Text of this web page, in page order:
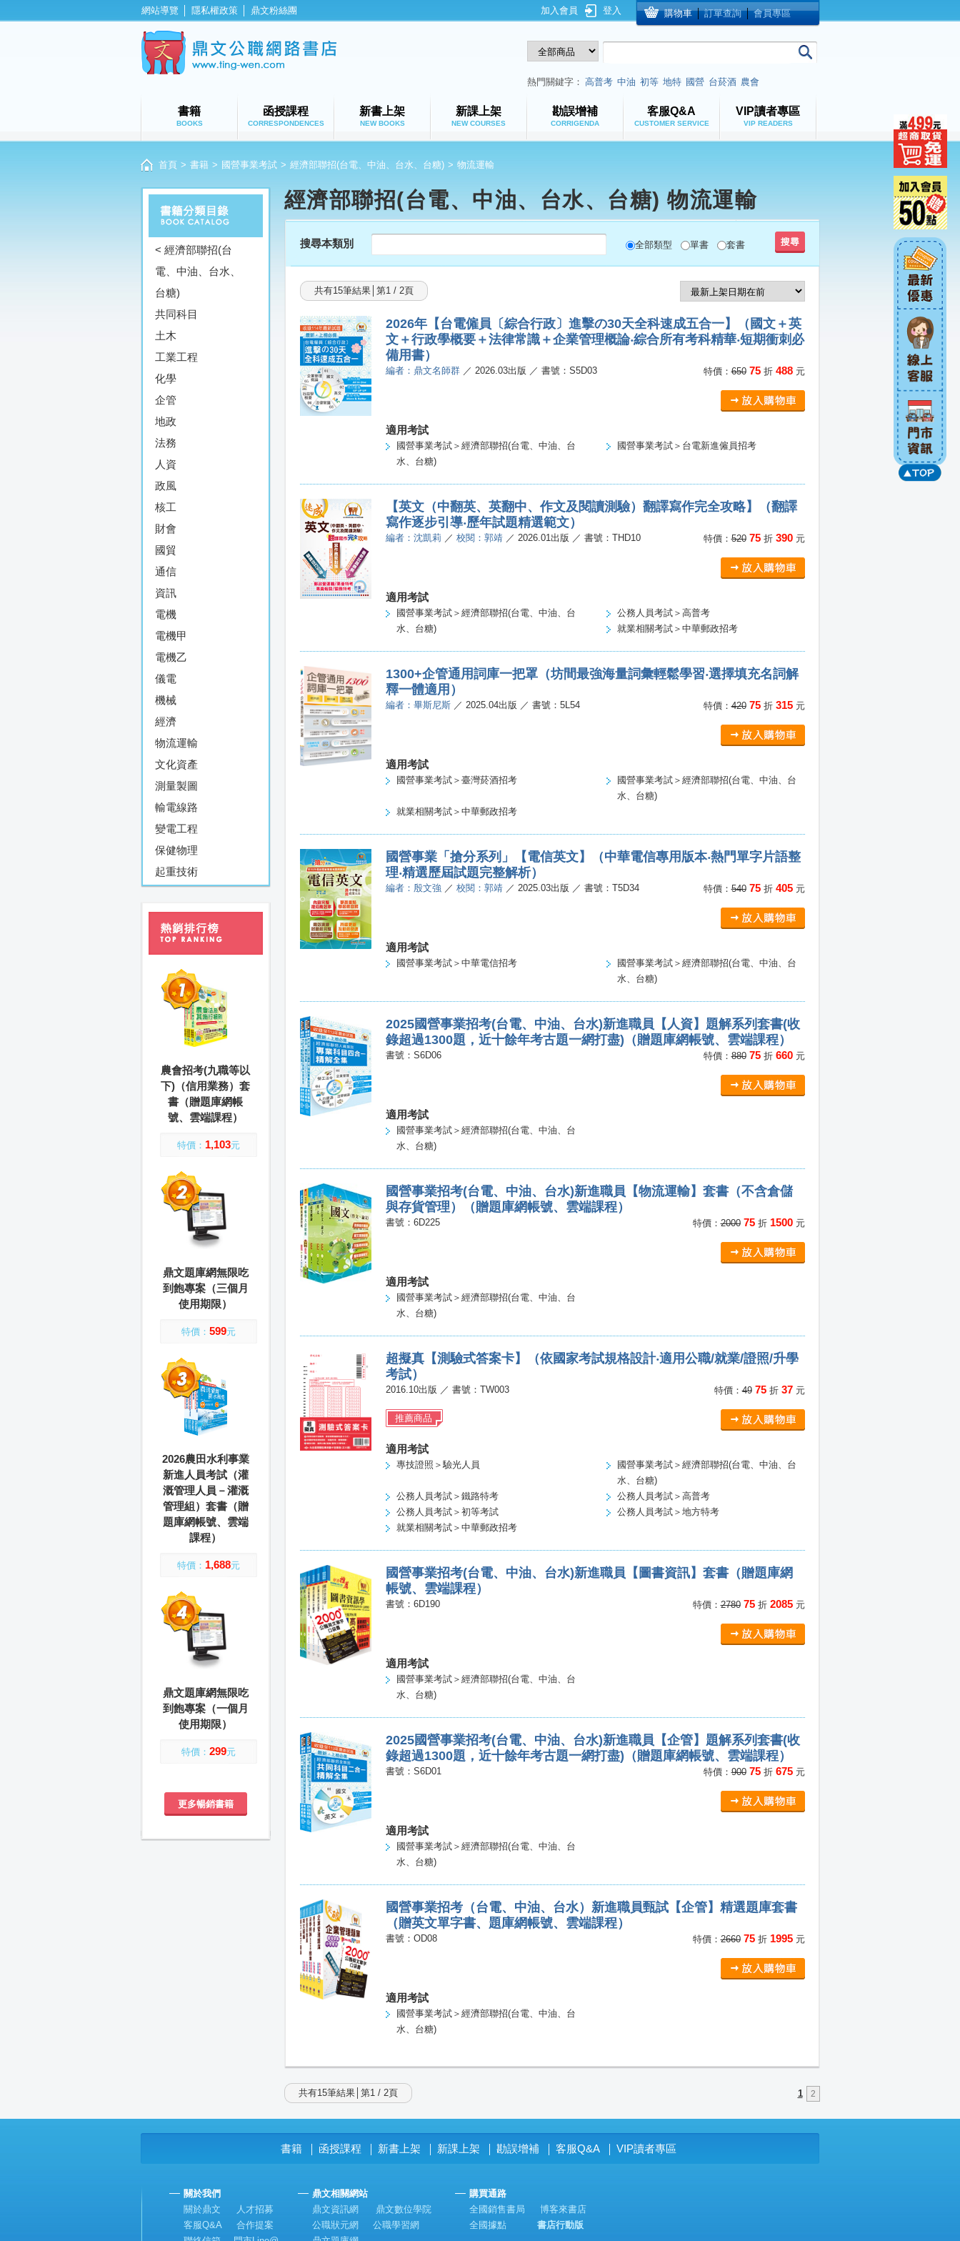
網站導覽 隱私權政策 鼎文粉絲團 購物車 │訂單查詢 │會員專區
登入
加入會員
鼎文公職網路書店
熱門關鍵字： 高普考 中油 初等 地特 國營 台菸酒 農會
書籍
BOOKS
函授課程
CORRESPONDENCES
新書上架
NEW BOOKS
新課上架
NEW COURSES
勘誤增補
CORRIGENDA
客服Q&A
CUSTOMER SERVICE
VIP讀者專區
VIP READERS
首頁 > 書籍 > 國營事業考試 > 經濟部聯招(台電、中油、台水、台糖) > 物流運輸
< 經濟部聯招(台
電、中油、台水、
台糖)
共同科目
土木
工業工程
化學
企管
地政
法務
人資
政風
核工
財會
國貿
通信
資訊
電機
電機甲
電機乙
儀電
機械
經濟
物流運輸
文化資產
測量製圖
輸電線路
變電工程
保健物理
起重技術
農會招考(九職等以
下)（信用業務）套
書（贈題庫網帳
號、雲端課程）
特價： 1,103元
鼎文題庫網無限吃
到飽專案（三個月
使用期限）
特價： 599元
2026農田水利事業
新進人員考試（灌
溉管理人員－灌溉
管理組）套書（贈
題庫網帳號、雲端
課程）
特價： 1,688元
鼎文題庫網無限吃
到飽專案（一個月
使用期限）
特價： 299元
更多暢銷書籍
經濟部聯招(台電、中油、台水、台糖) 物流運輸
搜尋本類別 全部類型 單書 套書
共有15筆結果│第1 / 2頁
2026年【台電僱員〔綜合行政〕進擊の30天全科速成五合一】（國文＋英
文＋行政學概要＋法律常識＋企業管理概論‧綜合所有考科精華‧短期衝刺必
備用書）
編者：鼎文名師群／ 2026.03出版 ／ 書號：S5D03 特價：65075折 488元
適用考試
國營事業考試＞經濟部聯招(台電、中油、台
水、台糖)
國營事業考試＞台電新進僱員招考
【英文（中翻英、英翻中、作文及閱讀測驗）翻譯寫作完全攻略】（翻譯
寫作逐步引導‧歷年試題精選範文）
編者：沈凱莉 ／ 校閱：郭靖／ 2026.01出版 ／ 書號：THD10 特價：52075折 390元
適用考試
國營事業考試＞經濟部聯招(台電、中油、台
水、台糖)
公務人員考試＞高普考
就業相關考試＞中華郵政招考
1300+企管通用詞庫一把罩（坊間最強海量詞彙輕鬆學習‧選擇填充名詞解
釋一體適用）
編者：畢斯尼斯／ 2025.04出版 ／ 書號：5L54 特價：42075折 315元
適用考試
國營事業考試＞臺灣菸酒招考
國營事業考試＞經濟部聯招(台電、中油、台
水、台糖)
就業相關考試＞中華郵政招考
國營事業「搶分系列」【電信英文】（中華電信專用版本‧熱門單字片語整
理‧精選歷屆試題完整解析）
編者：殷文強 ／ 校閱：郭靖／ 2025.03出版 ／ 書號：T5D34 特價：54075折 405元
適用考試
國營事業考試＞中華電信招考
國營事業考試＞經濟部聯招(台電、中油、台
水、台糖)
2025國營事業招考(台電、中油、台水)新進職員【人資】題解系列套書(收
錄超過1300題，近十餘年考古題一網打盡)（贈題庫網帳號、雲端課程）
書號：S6D06 特價：88075折 660元
適用考試
國營事業考試＞經濟部聯招(台電、中油、台
水、台糖)
國營事業招考(台電、中油、台水)新進職員【物流運輸】套書（不含倉儲
與存貨管理）（贈題庫網帳號、雲端課程）
書號：6D225 特價：200075折 1500元
適用考試
國營事業考試＞經濟部聯招(台電、中油、台
水、台糖)
超擬真【測驗式答案卡】（依國家考試規格設計‧適用公職/就業/證照/升學
考試）
2016.10出版 ／ 書號：TW003 特價：4975折 37元
推薦商品
適用考試
專技證照＞驗光人員
國營事業考試＞經濟部聯招(台電、中油、台
水、台糖)
公務人員考試＞鐵路特考
公務人員考試＞高普考
公務人員考試＞初等考試
公務人員考試＞地方特考
就業相關考試＞中華郵政招考
國營事業招考(台電、中油、台水)新進職員【圖書資訊】套書（贈題庫網
帳號、雲端課程）
書號：6D190 特價：278075折 2085元
適用考試
國營事業考試＞經濟部聯招(台電、中油、台
水、台糖)
2025國營事業招考(台電、中油、台水)新進職員【企管】題解系列套書(收
錄超過1300題，近十餘年考古題一網打盡)（贈題庫網帳號、雲端課程）
書號：S6D01 特價：90075折 675元
適用考試
國營事業考試＞經濟部聯招(台電、中油、台
水、台糖)
國營事業招考（台電、中油、台水）新進職員甄試【企管】精選題庫套書
（贈英文單字書、題庫網帳號、雲端課程）
書號：OD08 特價：266075折 1995元
適用考試
國營事業考試＞經濟部聯招(台電、中油、台
水、台糖)
共有15筆結果│第1 / 2頁 1 2
書籍 函授課程 新書上架 新課上架 勘誤增補 客服Q&A VIP讀者專區
關於我們
關於鼎文
人才招募
客服Q&A
合作提案
鼎文相關網站
鼎文資訊網
鼎文數位學院
公職狀元網
公職學習網
購買通路
全國銷售書局
博客來書店
全國據點
書店行動版